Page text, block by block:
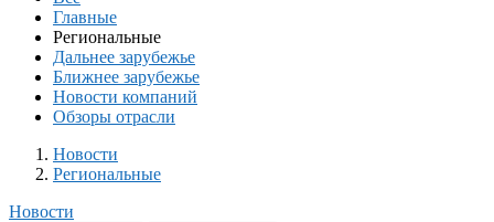
Главные
Региональные
Дальнее зарубежье
Ближнее зарубежье
Новости компаний
Обзоры отрасли
Новости
Разделы
Новости
Региональные
Новости